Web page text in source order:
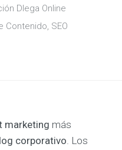
Dlega Online
Contenido, SEO
marketing más
corporativo. Los